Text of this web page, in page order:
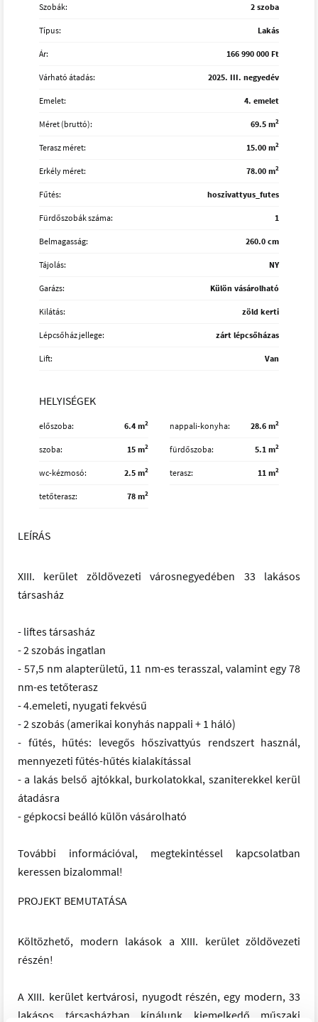
Szobák: 2 szoba
Típus: Lakás
Ár: 166 990 000 Ft
Várható átadás: 2025. III. negyedév
Emelet: 4. emelet
Méret (bruttó): 69.5 m2
Terasz méret: 15.00 m2
Erkély méret: 78.00 m2
Fűtés: hoszivattyus_futes
Fürdőszobák száma: 1
Belmagasság: 260.0 cm
Tájolás: NY
Garázs: Külön vásárolható
Kilátás: zöld kerti
Lépcsőház jellege: zárt lépcsőházas
Lift: Van
HELYISÉGEK
előszoba 6.4 m2 nappali-konyha 28.6 m2
szoba 15 m2 fürdőszoba 5.1 m2
wc-kézmosó 2.5 m2 terasz 11 m2
tetőterasz 78 m2
LEÍRÁS
XIII. kerület zöldövezeti városnegyedében 33 lakásos
társasház
- liftes társasház
- 2 szobás ingatlan
- 57,5 nm alapterületű, 11 nm-es terasszal, valamint egy 78
nm-es tetőterasz
- 4.emeleti, nyugati fekvésű
- 2 szobás (amerikai konyhás nappali + 1 háló)
- fűtés, hűtés: levegős hőszivattyús rendszert használ,
mennyezeti fűtés-hűtés kialakítással
- a lakás belső ajtókkal, burkolatokkal, szaniterekkel kerül
átadásra
- gépkocsi beálló külön vásárolható
További információval, megtekintéssel kapcsolatban
keressen bizalommal!
PROJEKT BEMUTATÁSA
Költözhető, modern lakások a XIII. kerület zöldövezeti
részén!
A XIII. kerület kertvárosi, nyugodt részén, egy modern, 33
lakásos társasházban kínálunk kiemelkedő műszaki